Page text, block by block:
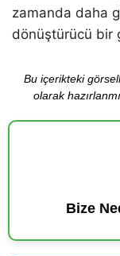
zamanda daha
dönüştürücü bir
Bu içerikteki
olarak
Bize